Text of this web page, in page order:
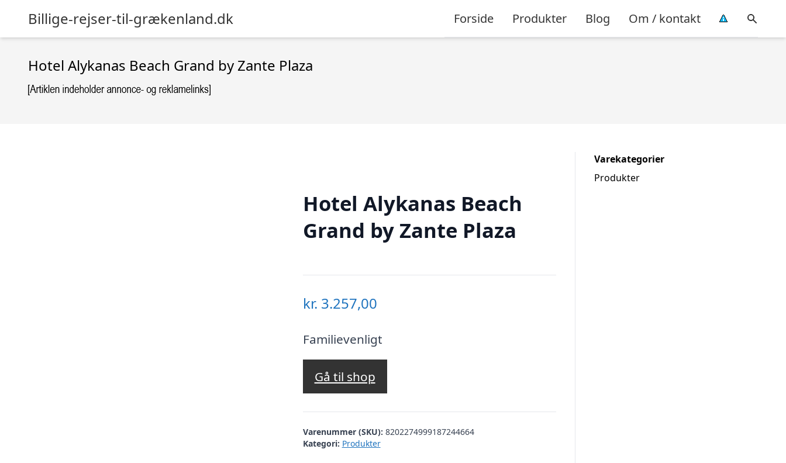
Billige-rejser-til-grækenland.dk Forside Produkter Blog Om / kontakt
Hotel Alykanas Beach Grand by Zante Plaza
Hotel Alykanas Beach
Grand by Zante Plaza
kr. 3.257,00
Familievenligt
Gå til shop
Varenummer (SKU): 8202274999187244664
Kategori: Produkter
Varekategorier
Produkter